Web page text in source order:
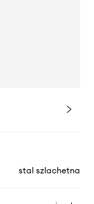
stal szlachetna